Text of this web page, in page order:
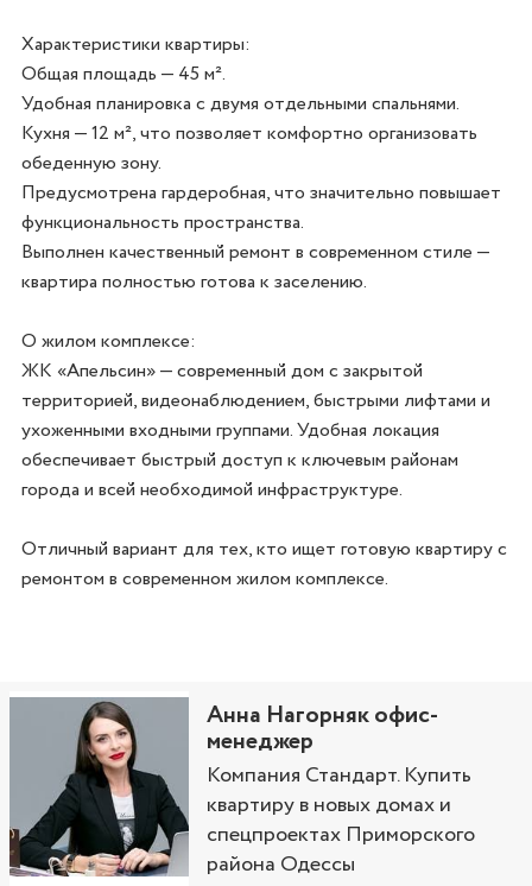
Характеристики квартиры:
Общая площадь — 45 м².
Удобная планировка с двумя отдельными спальнями.
Кухня — 12 м², что позволяет комфортно организовать
обеденную зону.
Предусмотрена гардеробная, что значительно повышает
функциональность пространства.
Выполнен качественный ремонт в современном стиле —
квартира полностью готова к заселению.
О жилом комплексе:
ЖК «Апельсин» — современный дом с закрытой
территорией, видеонаблюдением, быстрыми лифтами и
ухоженными входными группами. Удобная локация
обеспечивает быстрый доступ к ключевым районам
города и всей необходимой инфраструктуре.
Отличный вариант для тех, кто ищет готовую квартиру с
ремонтом в современном жилом комплексе.
Анна Нагорняк офис-
менеджер
Компания Стандарт. Купить
квартиру в новых домах и
спецпроектах Приморского
района Одессы